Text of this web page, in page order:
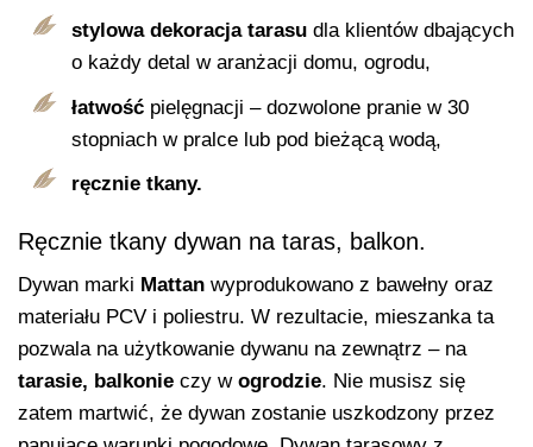
stylowa dekoracjatarasu dla klientów dbających
o każdy detal w aranżacji domu, ogrodu,
łatwość pielęgnacji – dozwolone pranie w 30
stopniach w pralce lub pod bieżącą wodą,
ręcznie tkany.
Ręcznie tkany dywan na taras, balkon.
Dywan marki Mattan wyprodukowano z bawełny oraz
materiału PCV i poliestru. W rezultacie, mieszanka ta
pozwala na użytkowanie dywanu na zewnątrz – na
tarasie, balkonie czy w ogrodzie. Nie musisz się
zatem martwić, że dywan zostanie uszkodzony przez